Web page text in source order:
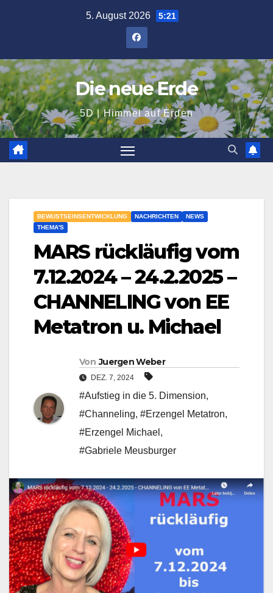
5. August 2026 5:21
Die neue Erde
5D | Himmel auf Erden
BEWUSTSEINSENTWICKLUNG NACHRICHTEN
NEWS
THEMA'S
MARS rückläufig vom
7.12.2024 – 24.2.2025 –
CHANNELING von EE
Metatron u. Michael
Von Juergen Weber
DEZ. 7, 2024
#Aufstieg in die 5. Dimension,
#Channeling, #Erzengel Metatron,
#Erzengel Michael ,
#Gabriele Meusburger